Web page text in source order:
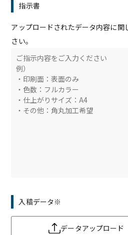
指示書
アップロードされたデータ内容に関
さい。
入稿データ※
データアップロード